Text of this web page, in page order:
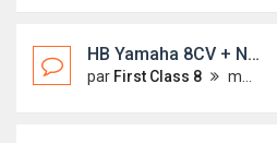
HB Yamaha 8CV + Nourrice
par First Class 8 mer. 13 oct. 2010 00:41